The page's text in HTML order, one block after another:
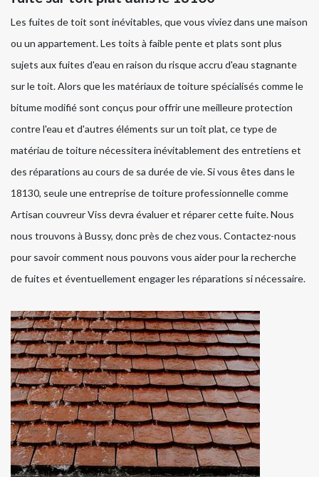
Les fuites de toit sont inévitables, que vous viviez dans une maison
ou un appartement. Les toits à faible pente et plats sont plus
sujets aux fuites d'eau en raison du risque accru d'eau stagnante
sur le toit. Alors que les matériaux de toiture spécialisés comme le
bitume modifié sont conçus pour offrir une meilleure protection
contre l'eau et d'autres éléments sur un toit plat, ce type de
matériau de toiture nécessitera inévitablement des entretiens et
des réparations au cours de sa durée de vie. Si vous êtes dans le
18130, seule une entreprise de toiture professionnelle comme
Artisan couvreur Viss devra évaluer et réparer cette fuite. Nous
nous trouvons à Bussy, donc près de chez vous. Contactez-nous
pour savoir comment nous pouvons vous aider pour la recherche
de fuites et éventuellement engager les réparations si nécessaire.